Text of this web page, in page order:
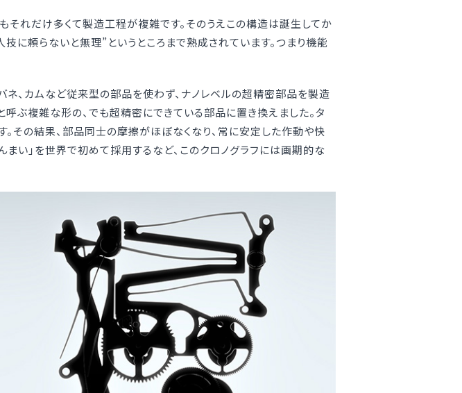
れだけ多くて製造工程が複雑です。そのうえこの構造は誕生してか
に頼らないと無理”というところまで熟成されています。つまり機能
ネ、カムなど従来型の部品を使わず、ナノレベルの超精密部品を製造
ぶ複雑な形の、でも超精密にできている部品に置き換えました。タ
。その結果、部品同士の摩擦がほぼなくなり、常に安定した作動や快
い」を世界で初めて採用するなど、このクロノグラフには画期的な